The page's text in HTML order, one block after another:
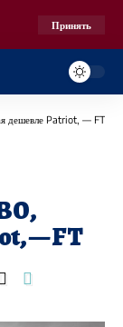
Принять
дешевле Patriot, — FT
— FT